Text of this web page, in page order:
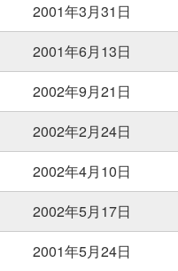
2001年3月31日
2001年6月13日
2002年9月21日
2002年2月24日
2002年4月10日
2002年5月17日
2001年5月24日